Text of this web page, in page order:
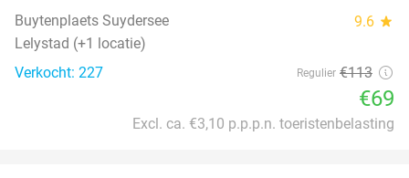
Buytenplaets Suydersee 9.6 star
Lelystad (+1 locatie)
Verkocht: 227
Regulier €113
€69
Excl. ca. €3,10 p.p.p.n. toeristenbelasting